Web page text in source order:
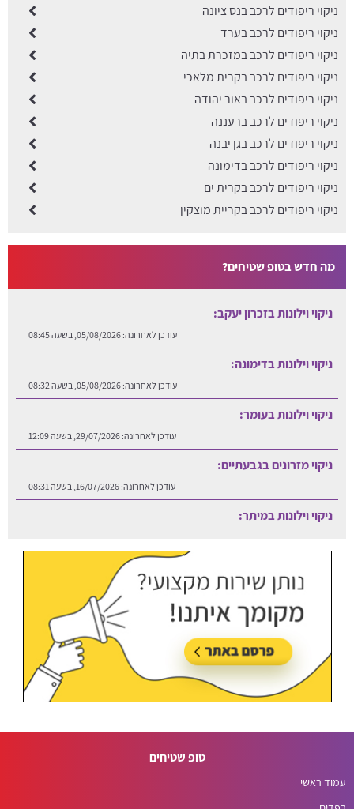
ניקוי ריפודים לרכב בנס ציונה
ניקוי ריפודים לרכב בערד
ניקוי ריפודים לרכב במזכרת בתיה
ניקוי ריפודים לרכב בקרית מלאכי
ניקוי ריפודים לרכב באור יהודה
ניקוי ריפודים לרכב ברעננה
ניקוי ריפודים לרכב בגן יבנה
ניקוי ריפודים לרכב בדימונה
ניקוי ריפודים לרכב בקרית ים
ניקוי ריפודים לרכב בקריית מוצקין
מה חדש בטופ שטיחים?
ניקוי וילונות בזכרון יעקב:
עודכן לאחרונה:05/08/2026, בשעה 08:45
ניקוי וילונות בדימונה:
עודכן לאחרונה: 05/08/2026, בשעה 08:32
ניקוי וילונות בעומר:
עודכן לאחרונה:29/07/2026, בשעה 12:09
ניקוי מזרונים בגבעתיים:
עודכן לאחרונה:16/07/2026, בשעה 08:31
ניקוי וילונות במיתר:
עודכן לאחרונה: 06/08/2026, בשעה 12:25
טופ שטיחים
עמוד ראשי